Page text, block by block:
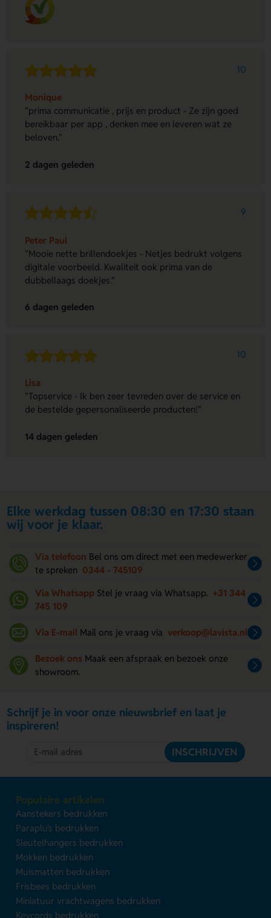
10
Monique
"prima communicatie , prijs en product - Ze zijn goed
bereikbaar per app , denken mee en leveren wat ze
beloven."
2 dagen geleden
9
Peter Paul
"Mooie nette brillendoekjes - Netjes bedrukt volgens
digitale voorbeeld. Kwaliteit ook prima van de
dubbellaags doekjes."
6 dagen geleden
10
Lisa
"Topservice - Ik ben zeer tevreden over de service en
de bestelde gepersonaliseerde producten!"
14 dagen geleden
Elke werkdag tussen 08:30 en 17:30 staan
wij voor je klaar.
Via telefoon Bel ons om direct met een medewerker
te spreken 0344 - 745109
Via Whatsapp Stel je vraag via Whatsapp. +31 344
745 109
Via E-mail Mail ons je vraag via verkoop@lavista.nl
Bezoek ons Maak een afspraak en bezoek onze
showroom.
Schrijf je in voor onze nieuwsbrief en laat je
inspireren!
INSCHRIJVEN
Populaire artikelen
Aanstekers bedrukken
Paraplu's bedrukken
Sleutelhangers bedrukken
Mokken bedrukken
Muismatten bedrukken
Frisbees bedrukken
Miniatuur vrachtwagens bedrukken
Keycords bedrukken